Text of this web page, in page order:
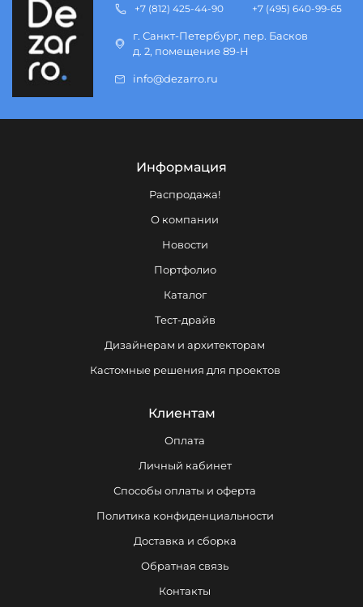
Информация
Распродажа!
О компании
Новости
Портфолио
Каталог
Тест-драйв
Дизайнерам и архитекторам
Кастомные решения для проектов
Клиентам
Оплата
Личный кабинет
Способы оплаты и оферта
Политика конфиденциальности
Доставка и сборка
Обратная связь
Контакты
+7 (812) 425-44-90 +7 (495) 640-99-65
г. Санкт-Петербург, пер. Басков
д. 2, помещение 89-Н
info@dezarro.ru